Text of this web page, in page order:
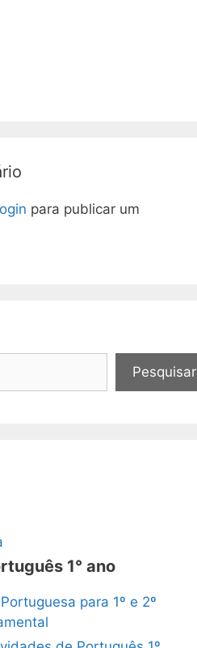
para publicar um
Pesquisar
1° ano
para 1º e 2º